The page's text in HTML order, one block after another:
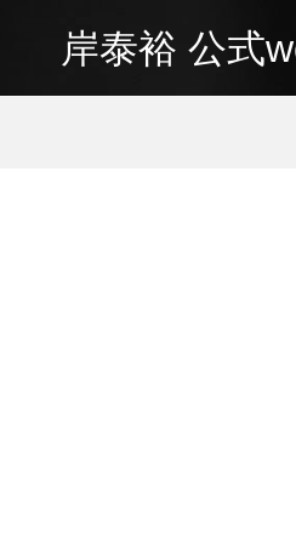
岸泰裕 公式